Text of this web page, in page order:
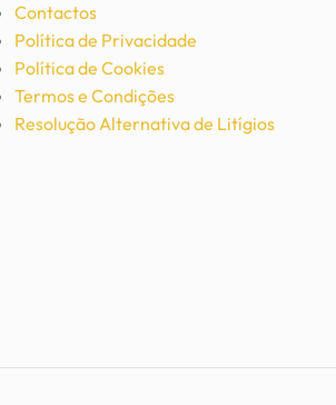
Contactos
Política de Privacidade
Política de Cookies
Termos e Condições
Resolução Alternativa de Litígios